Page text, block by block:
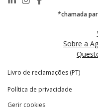
*chamada
Sobre a
Livro de reclamações (PT)
Política de privacidade
Gerir cookies